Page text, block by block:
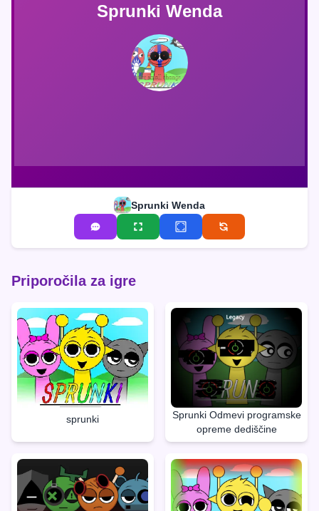
Sprunki Wenda
Sprunki Wenda
Priporočila za igre
sprunki
Sprunki Odmevi programske
opreme dediščine